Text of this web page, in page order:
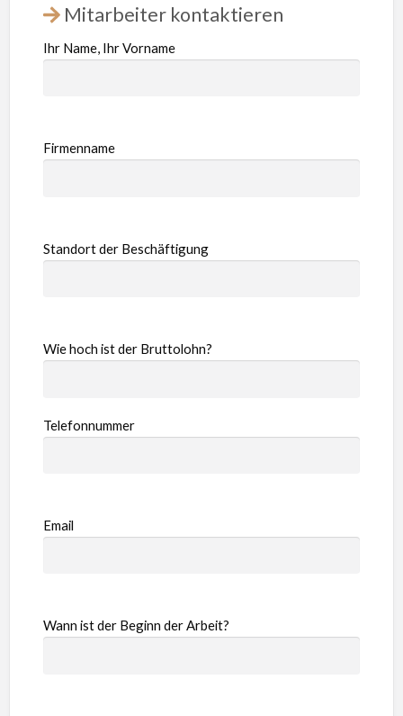
Mitarbeiter kontaktieren
Ihr Name, Ihr Vorname
Firmenname
Standort der Beschäftigung
Wie hoch ist der Bruttolohn?
Telefonnummer
Email
Wann ist der Beginn der Arbeit?